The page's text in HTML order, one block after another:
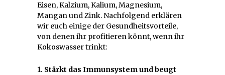
Eisen, Kalzium, Kalium, Magnesium,
Mangan und Zink. Nachfolgend erklären
wir euch einige der Gesundheitsvorteile,
von denen ihr profitieren könnt, wenn ihr
Kokoswasser trinkt:
1. Stärkt das Immunsystem und beugt